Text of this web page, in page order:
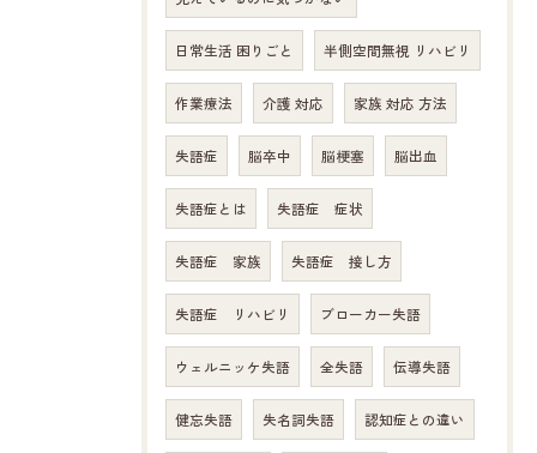
日常生活 困りごと 半側空間無視 リハビリ
作業療法 介護 対応 家族 対応 方法
失語症 脳卒中 脳梗塞 脳出血
失語症とは 失語症 症状
失語症 家族 失語症 接し方
失語症 リハビリ ブローカー失語
ウェルニッケ失語 全失語 伝導失語
健忘失語 失名詞失語 認知症との違い